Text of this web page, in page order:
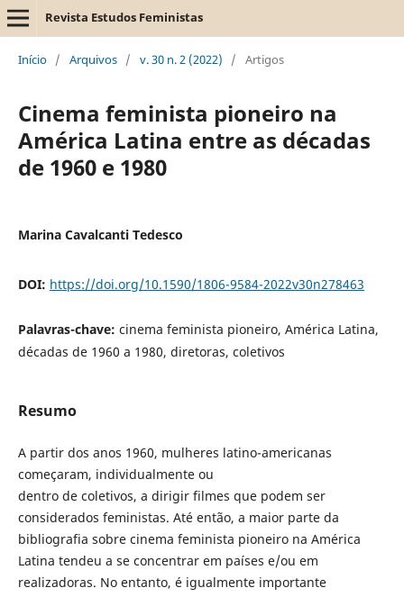
Revista Estudos Feministas
Início / Arquivos / v. 30 n. 2 (2022) / Artigos
Cinema feminista pioneiro na
América Latina entre as décadas
de 1960 e 1980
Marina Cavalcanti Tedesco
DOI: https://doi.org/10.1590/1806-9584-2022v30n278463
Palavras-chave: cinema feminista pioneiro, América Latina,
décadas de 1960 a 1980, diretoras, coletivos
Resumo
A partir dos anos 1960, mulheres latino-americanas
começaram, individualmente ou
dentro de coletivos, a dirigir filmes que podem ser
considerados feministas. Até então, a maior parte da
bibliografia sobre cinema feminista pioneiro na América
Latina tendeu a se concentrar em países e/ou em
realizadoras. No entanto, é igualmente importante